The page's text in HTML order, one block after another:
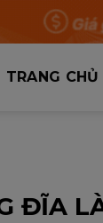
TRANG CHỦ
ĐĨA